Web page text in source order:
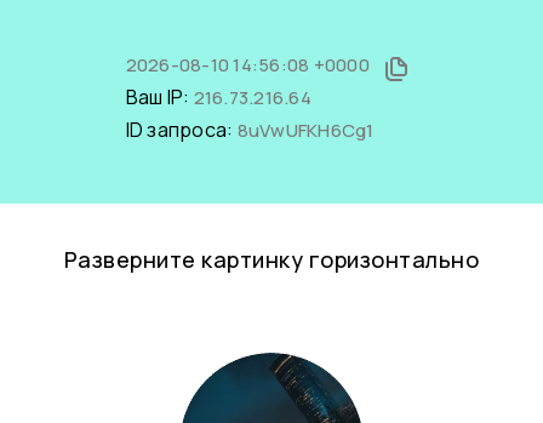
2026-08-10 14:56:08 +0000
Ваш IP: 216.73.216.64
ID запроса: 8uVwUFKH6Cg1
Разверните картинку горизонтально